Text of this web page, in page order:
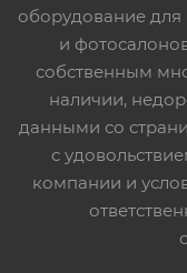
оборудование для
и
собственным
наличии,
данными со
с
компании и